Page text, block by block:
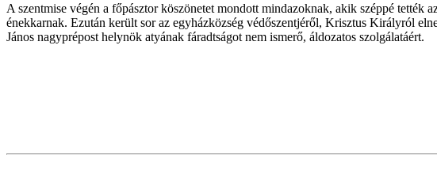
A szentmise végén a főpásztor köszönetet mondott mindazoknak, akik széppé
énekkarnak. Ezután került sor az egyházközség védőszentjéről, Krisztus Királyról
János nagyprépost helynök atyának fáradtságot nem ismerő, áldozatos szolgálatáért.